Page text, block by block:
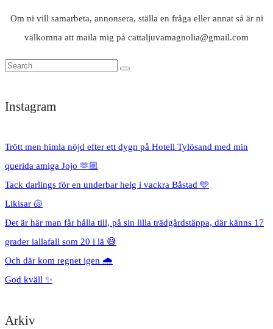
Om ni vill samarbeta, annonsera, ställa en fråga eller annat så är ni
välkomna att maila mig på cattaljuvamagnolia@gmail.com
Instagram
Trött men himla nöjd efter ett dygn på Hotell Tylösand med min
querida amiga Jojo 🫶🏼
Tack darlings för en underbar helg i vackra Båstad 🩵
Likisar 🐚
Det är här man får hålla till, på sin lilla trädgårdstäppa, där känns 17
grader iallafall som 20 i lä 😅
Och där kom regnet igen 🌧️
God kväll ✨
Arkiv